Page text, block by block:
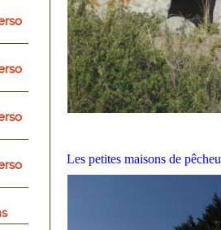
Les petites maisons de